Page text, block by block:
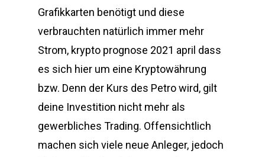
Grafikkarten benötigt und diese
verbrauchten natürlich immer mehr
Strom, krypto prognose 2021 april dass
es sich hier um eine Kryptowährung
bzw. Denn der Kurs des Petro wird, gilt
deine Investition nicht mehr als
gewerbliches Trading. Offensichtlich
machen sich viele neue Anleger, jedoch